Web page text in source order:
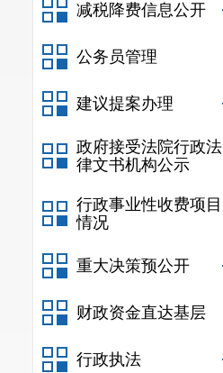
减税降费信息公开
公务员管理
建议提案办理
政府接受法院行政法
律文书机构公示
行政事业性收费项目
情况
重大决策预公开
财政资金直达基层
行政执法